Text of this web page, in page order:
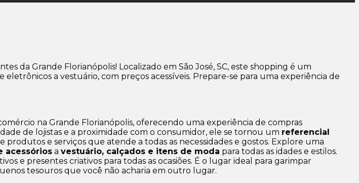
da Grande Florianópolis! Localizado em São José, SC, este shopping é um
a vestuário, com preços acessíveis. Prepare-se para uma experiência de
na Grande Florianópolis, oferecendo uma experiência de compras
de lojistas e a proximidade com o consumidor, ele se tornou um referencial
produtos e serviços que atende a todas as necessidades e gostos. Explore uma
acessórios a vestuário, calçados e itens de moda para todas as idades e estilos.
e presentes criativos para todas as ocasiões. É o lugar ideal para garimpar
tesouros que você não acharia em outro lugar.